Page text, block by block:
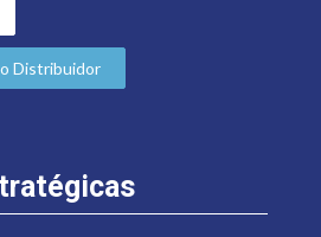
Distribuidor